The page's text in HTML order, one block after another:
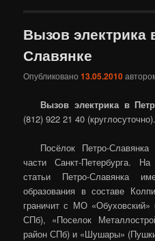
Вызов электрика
Славянке
Опубликовано13.05.2010
Вызов электрика в
(812) 922 21 40 (круглосуточно).
Посёлок Петро-
части Санкт-Петербурга.
статьи Петро-Славянка
образования в составе
граничит с МО
СПб), «Поселок
район СПб) и «Шушары»